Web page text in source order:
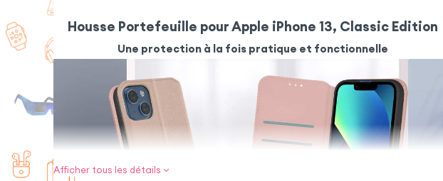
Housse Portefeuille pour Apple iPhone 13, Classic Edition
Une protection à la fois pratique et fonctionnelle
Afficher tous les détails